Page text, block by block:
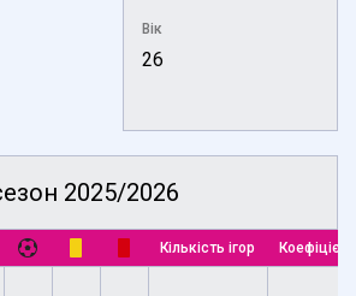
Вік
26
2025/2026
Кількість ігор